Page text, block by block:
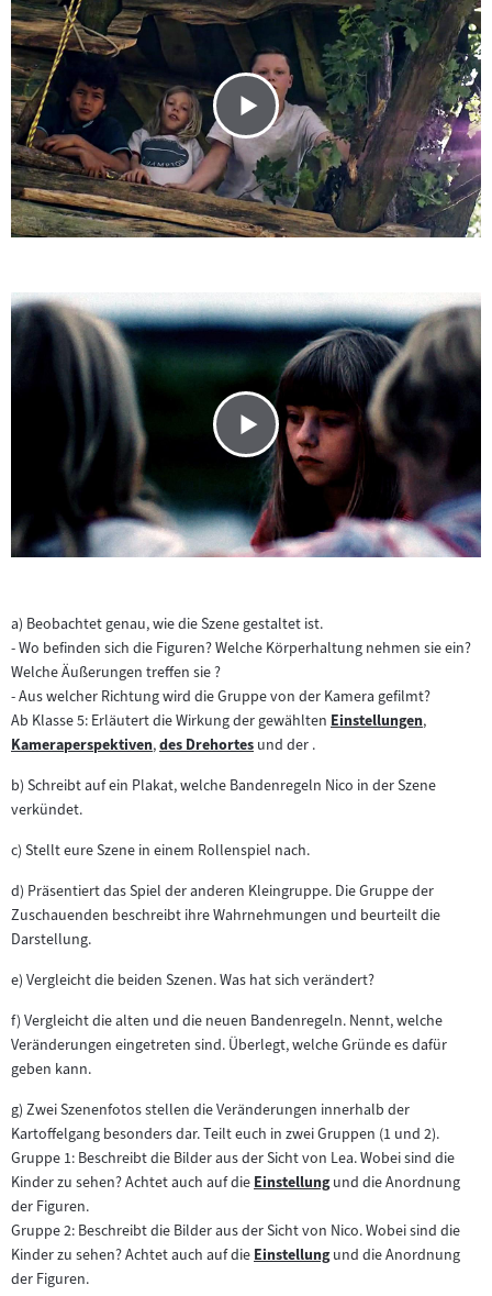
a) Beobachtet genau, wie die Szene gestaltet ist.
- Wo befinden sich die Figuren? Welche Körperhaltung nehmen sie ein?
Welche Äußerungen treffen sie ?
- Aus welcher Richtung wird die Gruppe von der Kamera gefilmt?
Ab Klasse 5: Erläutert die Wirkung der gewählten Zum
Einstellungen,
Zum
Inhalt:
Kameraperspektiven,Zum
Inhalt:
des Drehortes und der .
b) Schreibt auf ein Plakat, welche Bandenregeln Nico in der Szene
verkündet.
c) Stellt eure Szene in einem Rollenspiel nach.
d) Präsentiert das Spiel der anderen Kleingruppe. Die Gruppe der
Zuschauenden beschreibt ihre Wahrnehmungen und beurteilt die
Darstellung.
e) Vergleicht die beiden Szenen. Was hat sich verändert?
f) Vergleicht die alten und die neuen Bandenregeln. Nennt, welche
Veränderungen eingetreten sind. Überlegt, welche Gründe es dafür
geben kann.
g) Zwei Szenenfotos stellen die Veränderungen innerhalb der
Kartoffelgang besonders dar. Teilt euch in zwei Gruppen (1 und 2).
Gruppe 1: Beschreibt die Bilder aus der Sicht von Lea. Wobei sind die
Kinder zu sehen? Achtet auch auf dieZum
Einstellungund die Anordnung
der Figuren.
Gruppe 2: Beschreibt die Bilder aus der Sicht von Nico. Wobei sind die
Kinder zu sehen? Achtet auch auf dieZum
Einstellungund die Anordnung
der Figuren.